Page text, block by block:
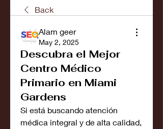
Back
Alam geer
May 2, 2025
Descubra el Mejor
Centro Médico
Primario en Miami
Gardens
Si está buscando atención
médica integral y de alta calidad,